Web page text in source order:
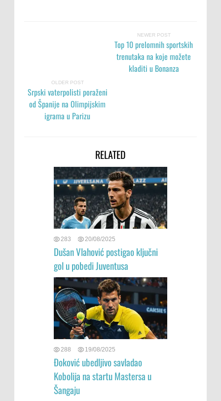
NEWER POST
Top 10 prelomnih sportskih
trenutaka na koje možete
kladiti u Bonanza
OLDER POST
Srpski vaterpolisti poraženi
od Španije na Olimpijskim
igrama u Parizu
RELATED
283 20/08/2025
Dušan Vlahović postigao ključni
gol u pobedi Juventusa
288 19/08/2025
Đoković ubedljivo savladao
Kobolija na startu Mastersa u
Šangaju